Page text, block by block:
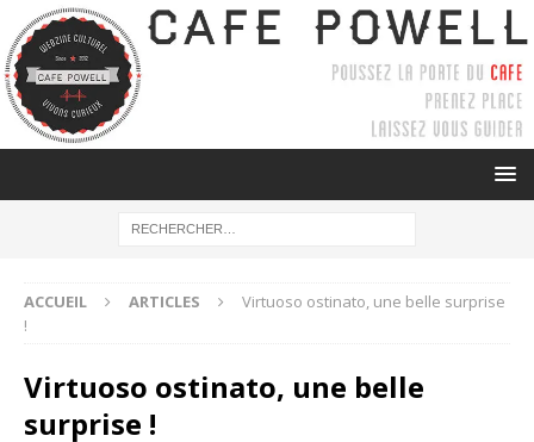
ACCUEIL ARTICLES
Virtuoso ostinato, une belle surprise
!
Virtuoso ostinato, une belle
surprise !